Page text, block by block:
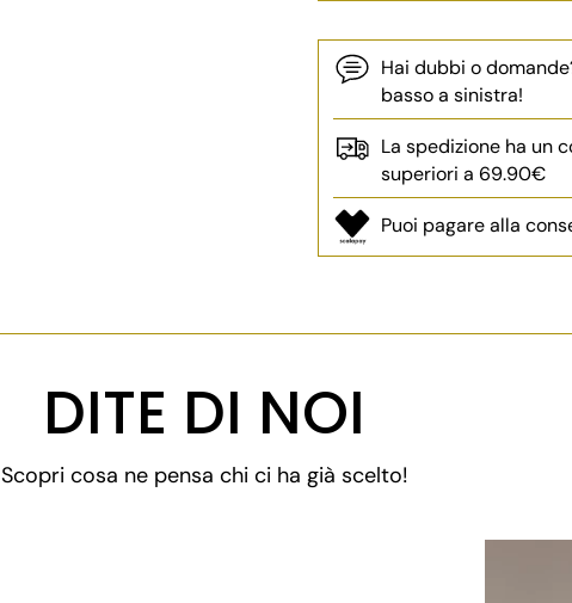
Hai dubbi o
basso a sinistra!
La spedizione ha un
superiori a 69.90€
Puoi pagare alla
un
al
carrello...
DITE DI NOI
Scopri cosa ne pensa chi ci ha già scelto!